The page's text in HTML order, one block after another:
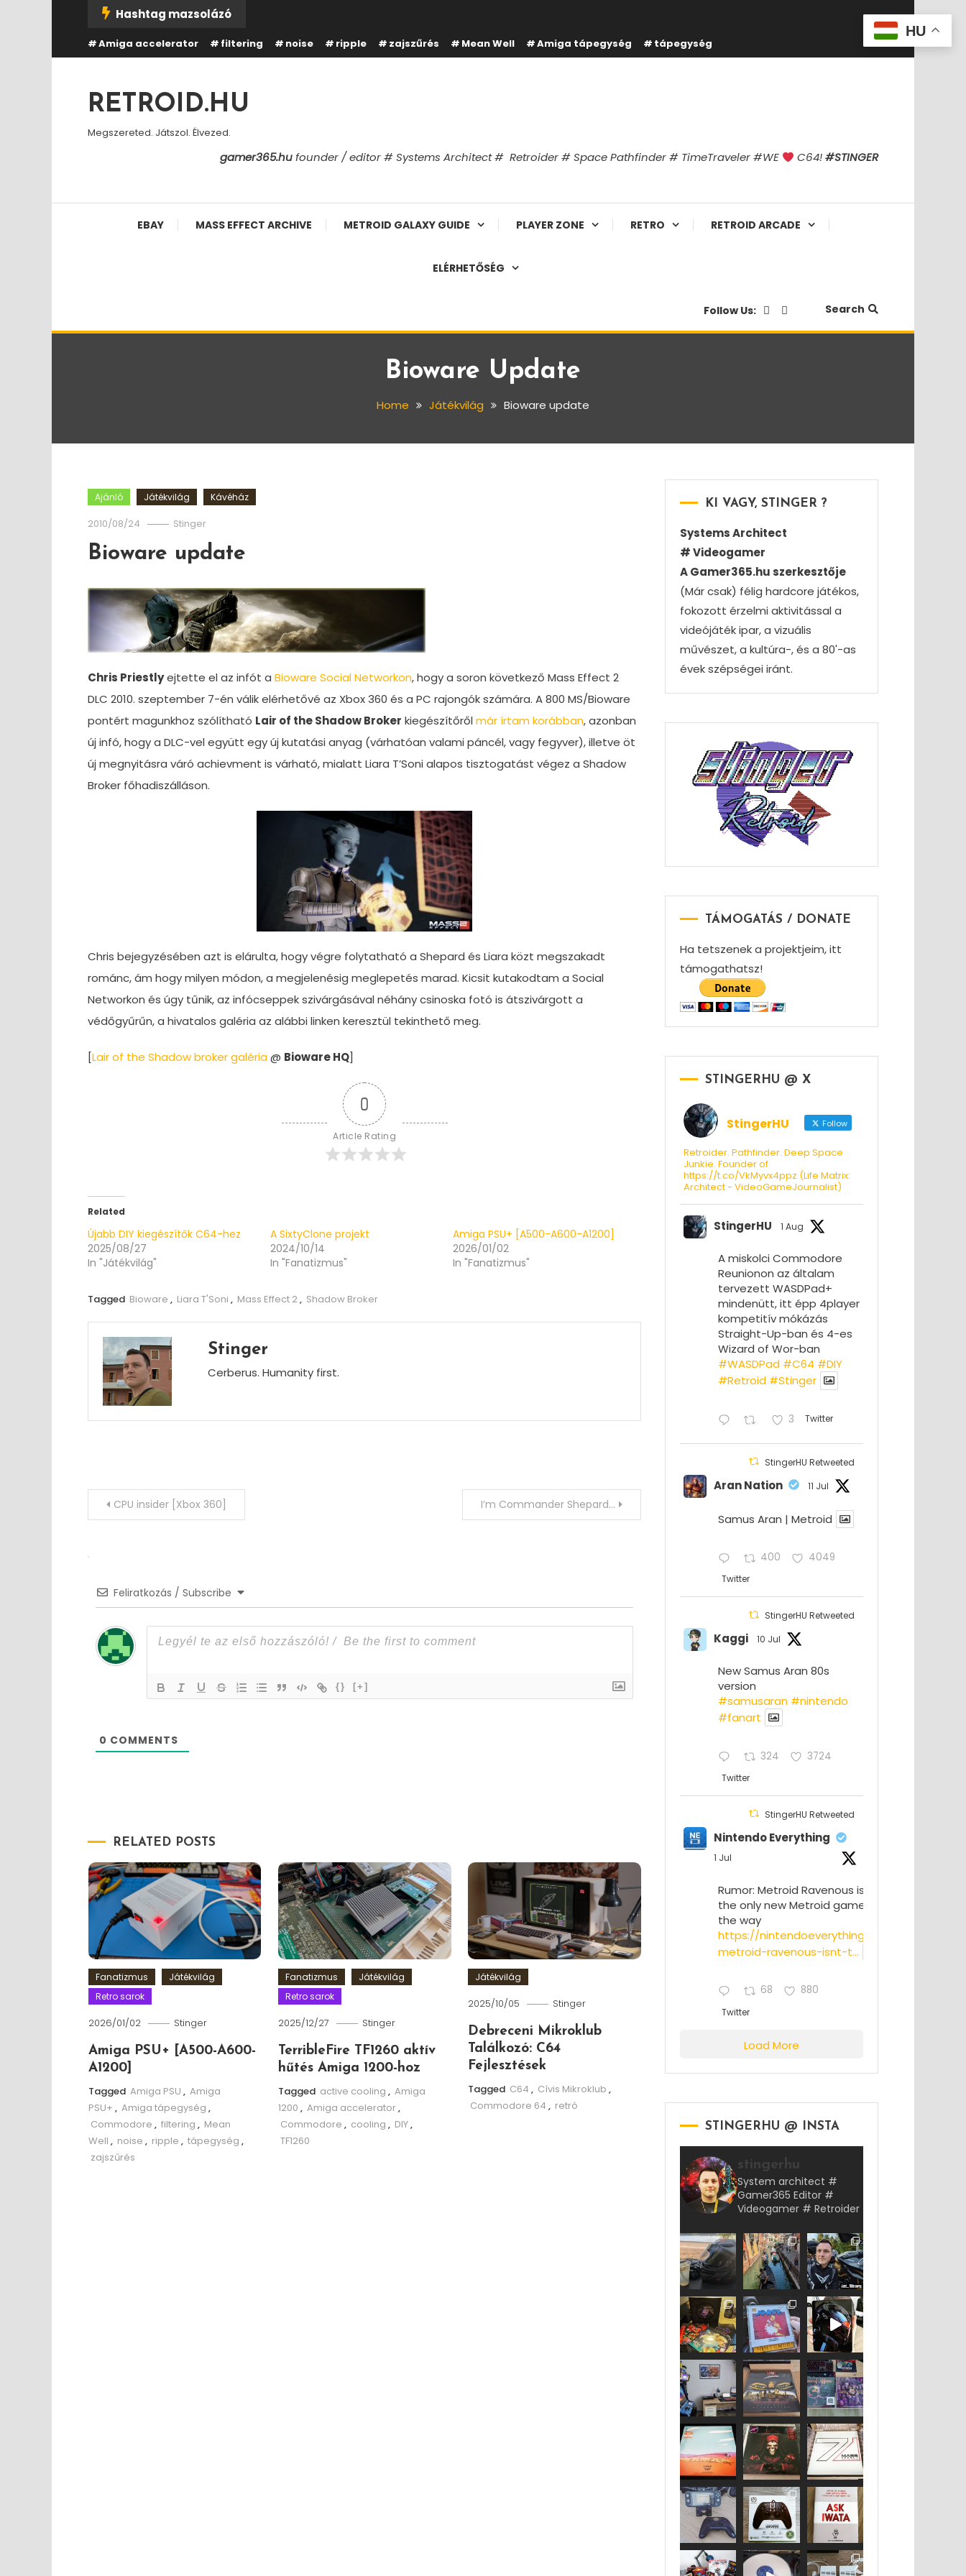
Content
Hashtag mazsolázó
Amiga accelerator filtering noise ripple zajszűrés Mean Well Amiga tápegység tápegység
RETROID.HU
Megszereted. Játszol. Élvezed.
gamer365.hufounder / editor # Systems Architect # Retroider # Space Pathfinder # TimeTraveler #WE C64!#STINGER
EBAY MASS EFFECT ARCHIVE METROID GALAXY GUIDE PLAYER ZONE RETRO RETROID ARCADE
ELÉRHETŐSÉG
Follow Us: Search
Bioware Update
Home Játékvilág Bioware update
Ajánló Játékvilág Kávéház
2010/08/24 Stinger
Bioware update
Chris Priestlyejtette el az infót a Bioware Social Networkon, hogy a soron következő Mass Effect 2
DLC 2010. szeptember 7-én válik elérhetővé az Xbox 360 és a PC rajongók számára. A 800 MS/Bioware
pontért magunkhoz szólítható Lair of the Shadow Broker kiegészítőről már írtam korábban, azonban
új infó, hogy a DLC-vel együtt egy új kutatási anyag (várhatóan valami páncél, vagy fegyver), illetve öt
új megnyitásra váró achievment is várható, mialatt Liara T’Soni alapos tisztogatást végez a Shadow
Broker főhadiszálláson.
Chris bejegyzésében azt is elárulta, hogy végre folytatható a Shepard és Liara közt megszakadt
románc, ám hogy milyen módon, a megjelenésig meglepetés marad. Kicsit kutakodtam a Social
Networkon és úgy tűnik, az infócseppek szivárgásával néhány csinoska fotó is átszivárgott a
védőgyűrűn, a hivatalos galéria az alábbi linken keresztül tekinthető meg.
[Lair of the Shadow broker galéria@ Bioware HQ]
0
Article Rating
Related
Újabb DIY kiegészítők C64-hez
2025/08/27
In "Játékvilág"
A SixtyClone projekt
2024/10/14
In "Fanatizmus"
Amiga PSU+ [A500-A600-A1200]
2026/01/02
In "Fanatizmus"
Tagged Bioware , Liara T'Soni , Mass Effect 2, Shadow Broker
Stinger
Cerberus. Humanity first.
PostCPU insider [Xbox 360] I’m Commander Shepard…
Feliratkozás / Subscribe
{} [+]
0 COMMENTS
RELATED POSTS
Fanatizmus
Játékvilág
Retro sarok
2026/01/02 Stinger
Amiga PSU+ [A500-A600-
A1200]
Tagged Amiga PSU , Amiga
PSU+ , Amiga tápegység ,
Commodore , filtering , Mean
Well , noise , ripple , tápegység ,
zajszűrés
Fanatizmus
Játékvilág
Retro sarok
2025/12/27 Stinger
TerribleFire TF1260 aktív
hűtés Amiga 1200-hoz
Tagged active cooling , Amiga
1200 , Amiga accelerator,
Commodore , cooling , DIY,
TF1260
Játékvilág
2025/10/05 Stinger
Debreceni Mikroklub
Találkozó: C64
Fejlesztések
Tagged C64 , Cívis Mikroklub ,
Commodore 64 , retró
KI VAGY, STINGER ?
Systems Architect
# Videogamer
A Gamer365.hu szerkesztője
(Már csak) félig hardcore játékos,
fokozott érzelmi aktivitással a
videójáték ipar, a vizuális
művészet, a kultúra-, és a 80'-as
évek szépségei iránt.
TÁMOGATÁS / DONATE
Ha tetszenek a projektjeim, itt
támogathatsz!
STINGERHU @ X
StingerHU Follow
Retroider. Pathfinder. Deep Space
Junkie. Founder of
https://t.co/VkMyvx4ppz (Life Matrix:
Architect - VideoGameJournalist)
StingerHU 1 Aug
A miskolci Commodore
Reunionon az általam
tervezett WASDPad+
mindenütt, itt épp 4player
kompetitív mókázás
Straight-Up-ban és 4-es
Wizard of Wor-ban
#WASDPad #C64 #DIY
#Retroid #Stinger
3 Twitter
StingerHU Retweeted
Aran Nation 11 Jul
Samus Aran | Metroid
400 4049
Twitter
StingerHU Retweeted
Kaggi 10 Jul
New Samus Aran 80s
version
#samusaran #nintendo
#fanartㅤㅤㅤㅤ
324 3724
Twitter
StingerHU Retweeted
Nintendo Everything
1 Jul
Rumor: Metroid Ravenous isn’t
the only new Metroid game on
the way
https://nintendoeverything.com/rumor-
metroid-ravenous-isnt-t...
68 880
Twitter
Load More
STINGERHU @ INSTA
stingerhu
System architect #
Gamer365 Editor #
Videogamer # Retroider
HU